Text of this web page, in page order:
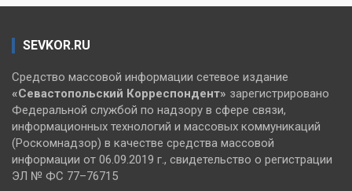
SEVKOR.RU
Средство массовой информации сетевое издание
«Севастопольский Корреспондент» зарегистрировано
Федеральной службой по надзору в сфере связи,
информационных технологий и массовых коммуникаций
(Роскомнадзор) в качестве средства массовой
информации от 06.09.2019 г., свидетельство о регистрации
ЭЛ № ФС 77–76715